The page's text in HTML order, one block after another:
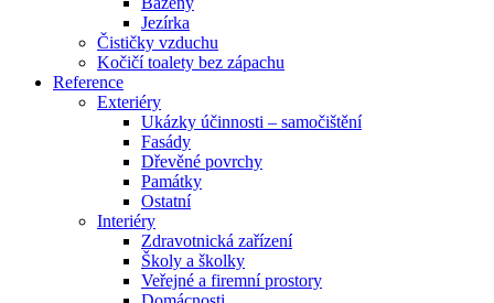
Jezírka
Čističky vzduchu
Kočičí toalety bez zápachu
Reference
Exteriéry
Ukázky účinnosti – samočištění
Fasády
Dřevěné povrchy
Památky
Ostatní
Interiéry
Zdravotnická zařízení
Školy a školky
Veřejné a firemní prostory